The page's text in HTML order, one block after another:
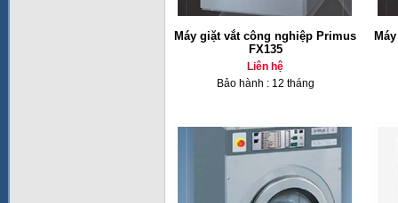
Máy giặt vắt công nghiệp Primus
FX135
Liên hệ
Bảo hành : 12 tháng